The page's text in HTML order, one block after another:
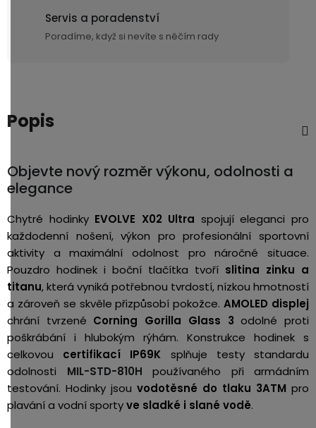
Servis a poradenství
Poradíme, když si nevíte s něčím rady
Popis
Objevte nový rozměr výkonu, odolnosti a
elegance
Chytré hodinky EVOLVE X02 Ultra spojují eleganci pro
každodenní nošení, výkon pro profesionální sportovní
aktivity a maximální odolnost pro náročné situace.
Pouzdro hodinek i boční tlačítka tvoří slitina zinku a
titanu, která vyniká potřebnou tvrdostí, nízkou hmotností
a zároveň se skvěle přizpůsobí pokožce.AMOLED displej
chrání tvrzené Corning Gorilla Glass 3 odolné proti
poškrábání i hlubokým rýhám. Konstrukce hodinek s
celkovou certifikací IP69K splňuje testy standardu
odolnosti
MIL-STD-810H používaného při armádním
testování. Hodinky jsou vodotěsné do tlaku 3ATM pro
plavání a vodní sportyve sladké i slané vodě.